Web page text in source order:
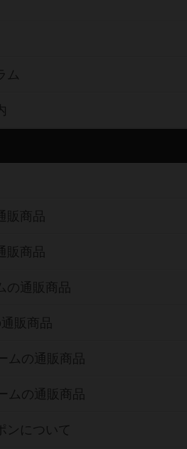
ム
販商品
販商品
の通販商品
販商品
ムの通販商品
ムの通販商品
ンについて